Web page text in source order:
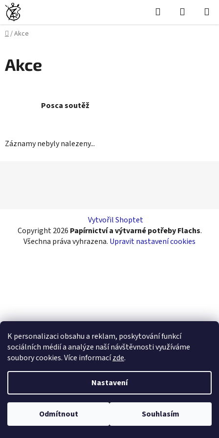
K personalizaci obsahu a reklam, poskytování funkcí
sociálních médií a analýze naší návštěvnosti využíváme
soubory cookies. Více informacízde.
Nastavení
Odmítnout Souhlasím
Přejít
na
obsah
Hledat
KOŠÍK
Domů
/Akce
Akce
Posca soutěž
Záznamy nebyly nalezeny...
Vytvořil Shoptet
Copyright 2026 Papírnictví a výtvarné potřeby Flachs.
Všechna práva vyhrazena. Upravit nastavení cookies